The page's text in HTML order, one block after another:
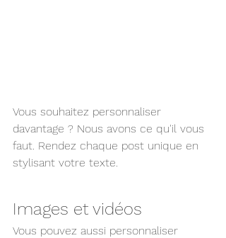
Vous souhaitez personnaliser
davantage ? Nous avons ce qu'il vous
faut. Rendez chaque post unique en
stylisant votre texte.
Images et vidéos
Vous pouvez aussi personnaliser